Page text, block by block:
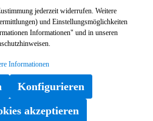
jederzeit widerrufen. Weitere
und Einstellungsmöglichkeiten
Informationen" und in unseren
Informationen
Konfigurieren
akzeptieren